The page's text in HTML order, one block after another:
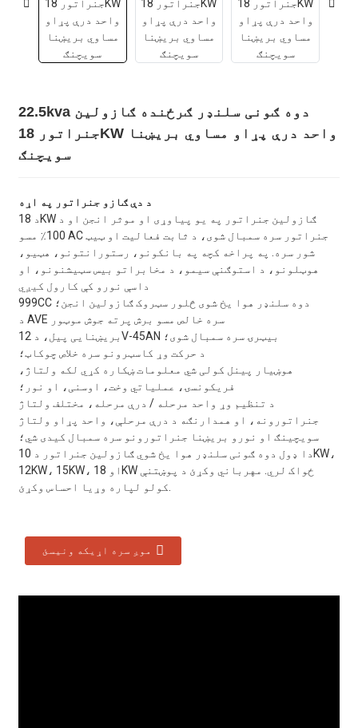
22.5kva دوه ګونی سلنډر ګرځنده ګازولین
جنراتور 18KW واحد درې پړاو مساوي بریښنا
سویچنګ
د دې ګازو جنراتور په اړه
د 18KW ګازولین جنراتور په یو پیاوړی او موثر انجن او د
100٪ مسو AC جنراتور سره سمبال شوی، د ثابت فعالیت او ټیټ
شور سره. په پراخه کچه په بانکونو، رستورانتونو، هټیو،
هوټلونو، د استوګنې سیمو، د مخابراتو بیس سټیشنونو، او
داسې نورو کې کارول کیږي
999CC دوه سلنډر هوا یخ شوی څلور سټروک ګازولین انجن؛
د AVE سره خالص مسو برش پرته جوش موټور
بریښنایی پیل، د 12V-45AN بیټرۍ سره سمبال شوی؛
د حرکت وړ کاسټرونو سره خلاص چوکاټ؛
هوښیار پینل کولی شي معلومات ښکاره کړي لکه ولتاژ،
فریکونسۍ، عملیاتي وخت، اوسنی، او نور؛
د تنظیم وړ واحد مرحله / درې مرحله، مختلف ولتاژ
جنراتورونه، او همدارنګه د درې مرحلې، واحد پړاو ولتاژ
سویچینګ او نورو بریښنا جنراتورونو سره سمبال کیدی شي؛
دا ډول دوه ګونی سلنډر هوا یخ شوي ګازولین جنراتور د 10KW،
12KW، 15KW، او 18KW ځواک لري. مهرباني وکړئ د پوښتنې
موږ سره اړیکه ونیسئ